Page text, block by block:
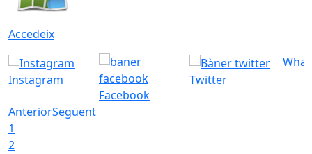
Accedeix
Instagram
Facebook
Twitter
AnteriorSegüent
1
2